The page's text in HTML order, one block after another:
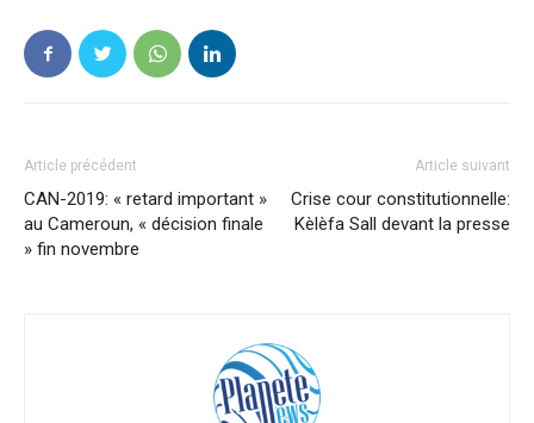
Article précédent
CAN-2019: « retard important »
au Cameroun, « décision finale
» fin novembre
Article suivant
Crise cour constitutionnelle:
Kèlèfa Sall devant la presse